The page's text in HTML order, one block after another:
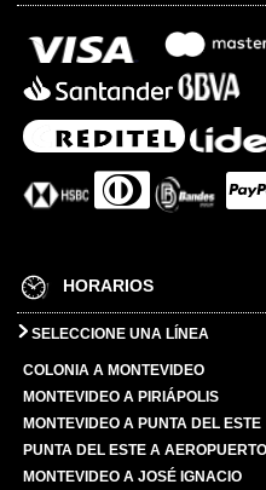
HORARIOS
SELECCIONE UNA LÍNEA
COLONIA A MONTEVIDEO
MONTEVIDEO A PIRIÁPOLIS
MONTEVIDEO A PUNTA DEL ESTE
PUNTA DEL ESTE A
MONTEVIDEO A JOSÉ IGNACIO